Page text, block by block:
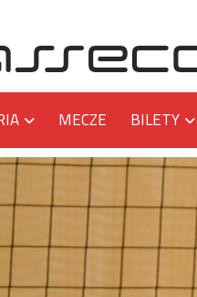
MECZE BILETY